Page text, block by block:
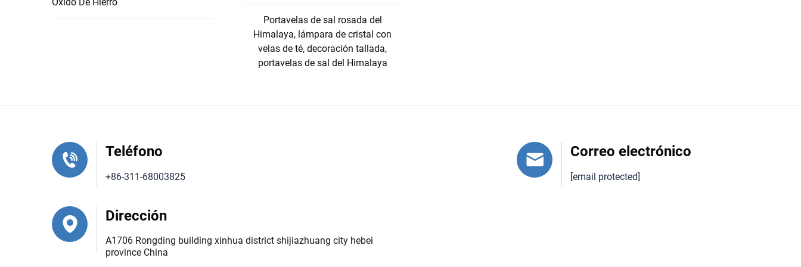
purificadoras del aire. Como se mencionó anteriormente, la naturaleza higroscópica de la sal del Himalaya permite que la lámpara absorba humedad e
impurezas, como polvo, polen y humo, del aire. Al calentarse, la sal libera iones negativos, que se unen a los iones positivos en el aire (como los
contaminantes), los neutralizan y mejoran la calidad del aire. El uso de una lámpara de sal del Himalaya en hogares, oficinas o dormitorios puede ayudar a crear
popular para la relajación y el cuidado de la piel. Agregar el producto de sal del Himalaya al agua del baño puede ayudar a calmar los músculos cansados,
aliviar el estrés y desintoxicar el cuerpo. Los minerales del producto de sal del Himalaya se absorben a través de la piel, nutriendo el cuerpo y dejando la piel
suave y refrescada. El producto de sal del Himalaya también se utiliza en exfoliantes corporales, que eliminan las células muertas de la piel, promueven la
limpiar las vías nasales y aliviar la congestión, lo que demuestra su versatilidad en rutinas de cuidado personal y bienestar.
● Utensilios de cocina y experiencia gastronómica
Portavelas de sal rosada del
Himalaya, lámpara de cristal con
velas de té, decoración tallada,
portavelas de sal del Himalaya
Teléfono
+86-311-68003825
Correo electrónico
[email protected]
Dirección
A1706 Rongding building xinhua district shijiazhuang city hebei
province China